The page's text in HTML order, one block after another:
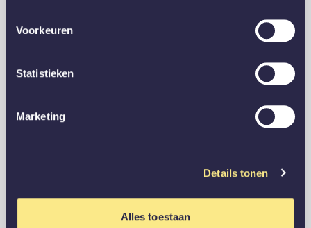
Voorkeuren
Statistieken
Marketing
Details tonen
Alles toestaan